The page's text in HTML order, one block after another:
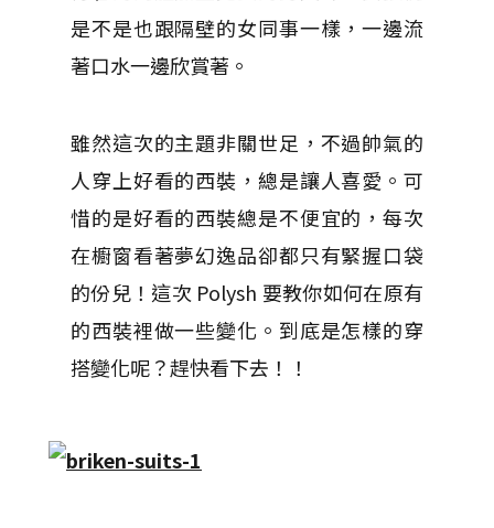
是不是也跟隔壁的女同事一樣，一邊流
著口水一邊欣賞著。
雖然這次的主題非關世足，不過帥氣的
人穿上好看的西裝，總是讓人喜愛。可
惜的是好看的西裝總是不便宜的，每次
在櫥窗看著夢幻逸品卻都只有緊握口袋
的份兒！這次 Polysh 要教你如何在原有
的西裝裡做一些變化。到底是怎樣的穿
搭變化呢？趕快看下去！！